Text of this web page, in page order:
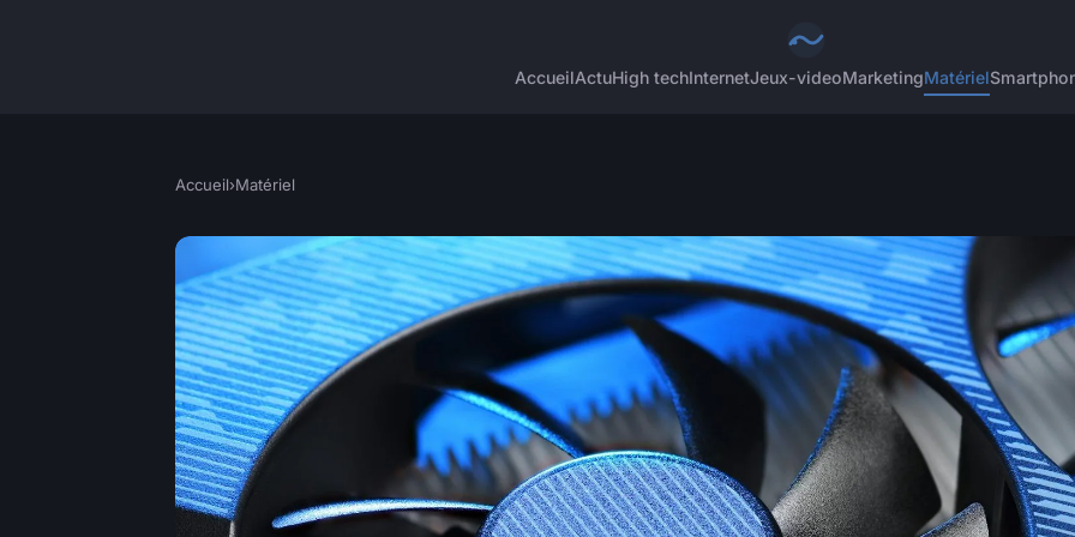
AccueilActuHigh techInternetJeux-videoMarketingMatériel
Accueil›Matériel